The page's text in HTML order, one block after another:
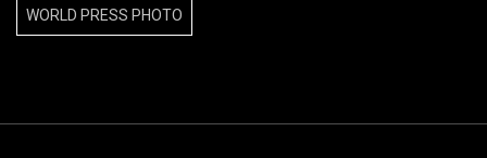
WORLD PRESS PHOTO